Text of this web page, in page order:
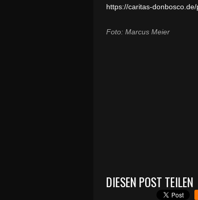
https://caritas-donbosco.de/
Foto: Marcus Meier
DIESEN POST TEILEN